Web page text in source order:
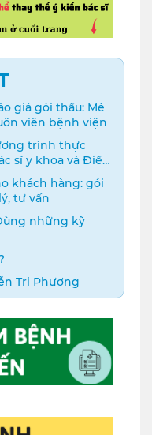
giá gói thầu: Mé
viên bệnh viện
trình thực
sĩ y khoa và Điều
khách hàng: gói
tư vấn
những kỹ
Tri Phương